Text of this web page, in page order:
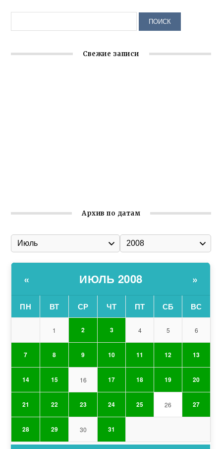
Свежие записи
Архив по датам
« ИЮЛЬ 2008 »
ПН ВТ СР ЧТ ПТ СБ ВС
1 2 3 4 5 6
7 8 9 10 11 12 13
14 15 16 17 18 19 20
21 22 23 24 25 26 27
28 29 30 31